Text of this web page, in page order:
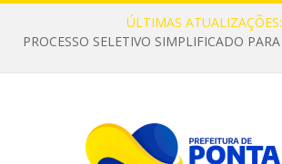
ÚLTIMAS ATUALIZAÇÕES: